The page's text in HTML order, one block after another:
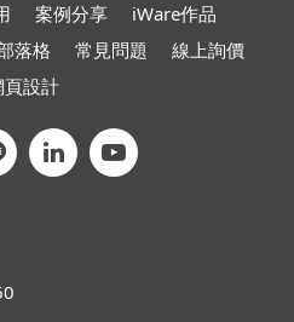
案例分享
iWare作品
落格 常見問題
線上詢價
頁設計